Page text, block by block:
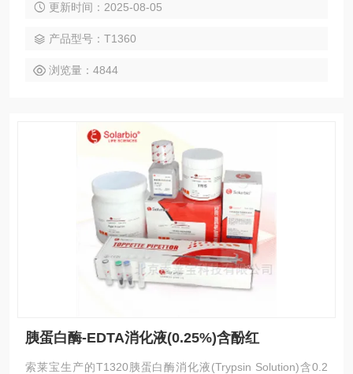
析介质、磁珠、仪器和耗材、纳米材料、化学合成等 胰蛋白酶
更新时间：2025-08-05
产品型号：T1360
浏览量：4844
胰蛋白酶-EDTA消化液(0.25%)含酚红
索莱宝生产的T1320胰蛋白酶消化液(Trypsin Solution)含0.2